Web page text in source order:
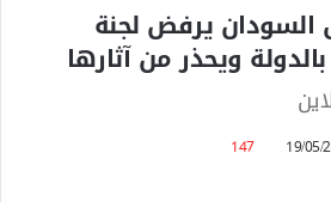
السودان يرفض لجنة
ويحذر من آثارها
19/05/
147